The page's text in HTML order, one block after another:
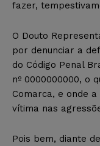
fazer,
O Douto
por denunciar a
do Código Penal
nº 0000000000, o
Comarca, e onde
vítima nas
Pois bem, diante